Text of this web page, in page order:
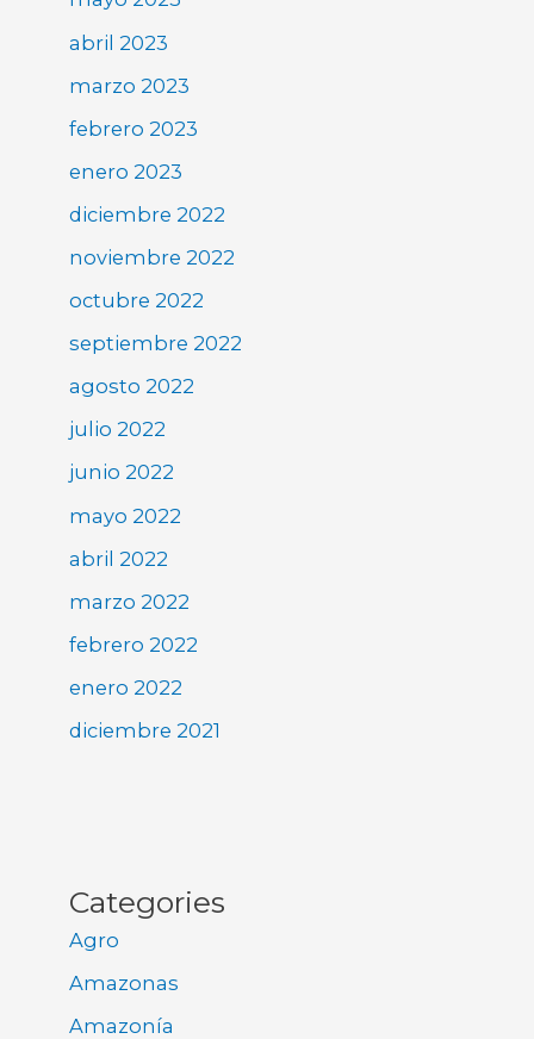
abril 2023
marzo 2023
febrero 2023
enero 2023
diciembre 2022
noviembre 2022
octubre 2022
septiembre 2022
agosto 2022
julio 2022
junio 2022
mayo 2022
abril 2022
marzo 2022
febrero 2022
enero 2022
diciembre 2021
Categories
Agro
Amazonas
Amazonía